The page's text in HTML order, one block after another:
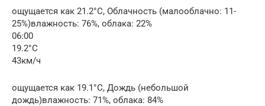
ощущается как 21.2°C, Облачность (малооблачно: 11-
25%)влажность: 76%, облака: 22%
06:00
19.2°C
43км/ч
ощущается как 19.1°C, Дождь (небольшой
дождь)влажность: 71%, облака: 84%